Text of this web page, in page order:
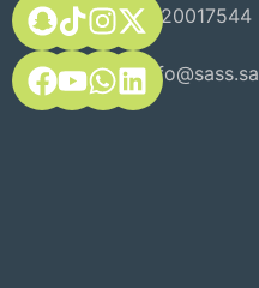
920017544
Info@sass.sa